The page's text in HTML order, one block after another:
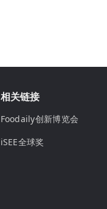
相关链接
Foodaily创新博览会
iSEE全球奖